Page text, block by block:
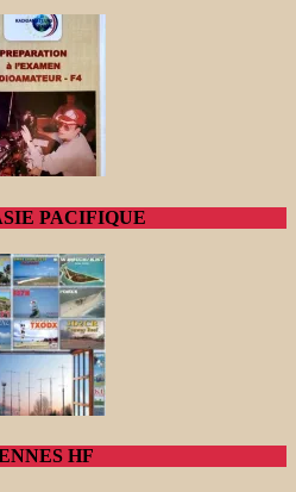
PACIFIQUE
HF